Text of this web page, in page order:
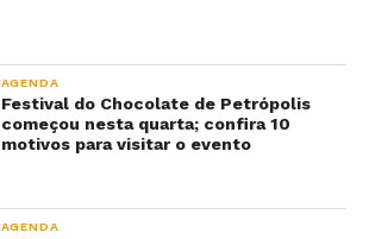
AGENDA
Festival do Chocolate de Petrópolis
começou nesta quarta; confira 10
motivos para visitar o evento
AGENDA